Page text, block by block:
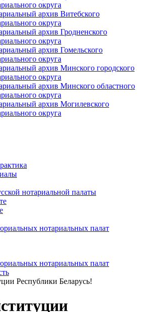
округа
архив Витебского
округа
архив Гродненского
округа
архив Гомельского
округа
архив Минского городского
округа
архив Минского областного
округа
архив Могилевского
округа
нотариальной палаты
нотариальных палат
нотариальных палат
Республики Беларусь!